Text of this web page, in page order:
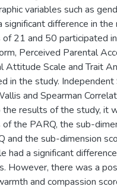
variables such as
significant difference in
21 and 50 participated
Perceived Parental
Attitude Scale and Trait
in the study.
and Spearman
the results of the study, it
the PARQ, the sub-
and the sub-dimension
had a significant
However, there was a
and compassion